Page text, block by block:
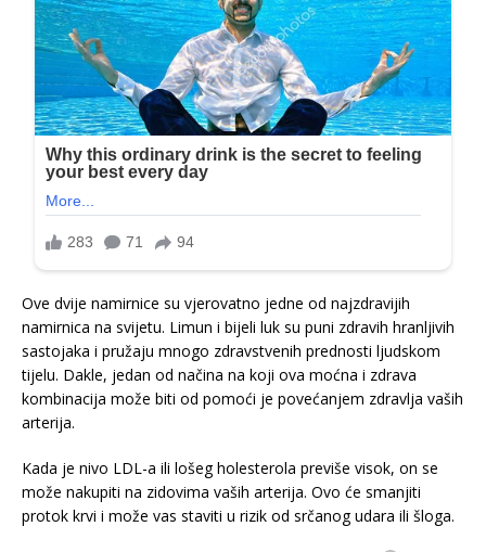
Ove dvije namirnice su vjerovatno jedne od najzdravijih
namirnica na svijetu. Limun i bijeli luk su puni zdravih hranljivih
sastojaka i pružaju mnogo zdravstvenih prednosti ljudskom
tijelu. Dakle, jedan od načina na koji ova moćna i zdrava
kombinacija može biti od pomoći je povećanjem zdravlja vaših
arterija.
Kada je nivo LDL-a ili lošeg holesterola previše visok, on se
može nakupiti na zidovima vaših arterija. Ovo će smanjiti
protok krvi i može vas staviti u rizik od srčanog udara ili šloga.